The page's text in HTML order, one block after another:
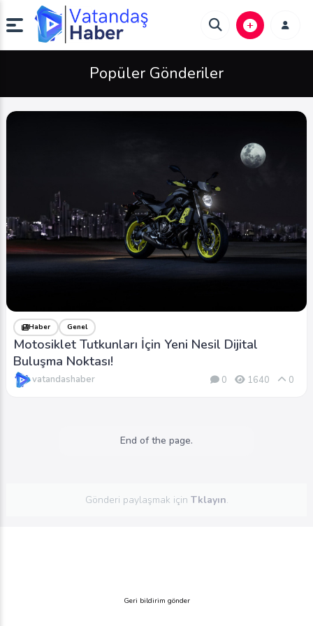
Popüler Gönderiler
Haber Genel
Motosiklet Tutkunları İçin Yeni Nesil Dijital
Buluşma Noktası!
vatandashaber 0 1640 0
End of the page.
Gönderi paylaşmak için Tklayın.
Geri bildirim gönder